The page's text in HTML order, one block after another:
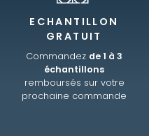
ECHANTILLON
GRATUIT
Commandez de 1 à 3
échantillons
remboursés sur votre
prochaine commande